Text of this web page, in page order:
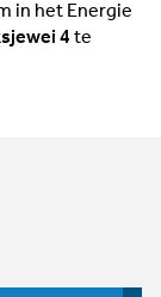
in het Energie
4 te